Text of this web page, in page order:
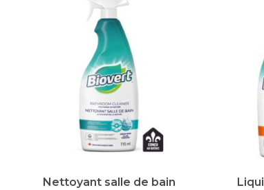
Nettoyant salle de bain